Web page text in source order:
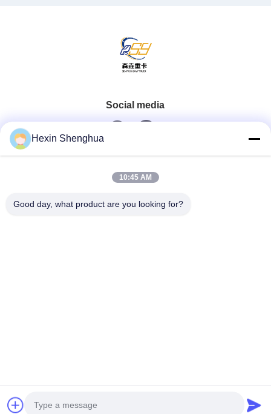
Social media
Contatto rapido
Senyao Heavy Truck International Trade Co., Ltd. . Tutti i diritti
Hexin Shenghua
10:45 AM
Good day, what product are you looking for?